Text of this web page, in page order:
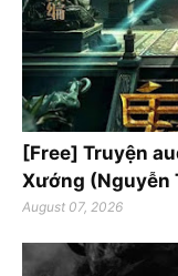
[Free] Truyện
Xướng (Nguyễn
August 07, 2026